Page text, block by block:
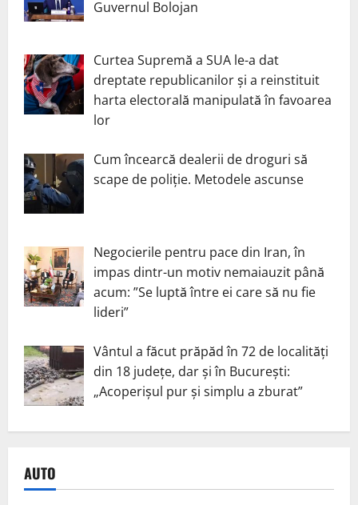
Guvernul Bolojan
Curtea Supremă a SUA le-a dat
dreptate republicanilor și a reinstituit
harta electorală manipulată în favoarea
lor
Cum încearcă dealerii de droguri să
scape de poliție. Metodele ascunse
Negocierile pentru pace din Iran, în
impas dintr-un motiv nemaiauzit până
acum: ”Se luptă între ei care să nu fie
lideri”
Vântul a făcut prăpăd în 72 de localități
din 18 județe, dar și în București:
„Acoperișul pur și simplu a zburat”
AUTO